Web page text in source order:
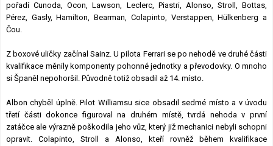
pořadí Cunoda, Ocon, Lawson, Leclerc, Piastri, Alonso, Stroll, Bottas,
Pérez, Gasly, Hamilton, Bearman, Colapinto, Verstappen, Hülkenberg a
Čou.
Z boxové uličky začínal Sainz. U pilota Ferrari se po nehodě ve druhé části
kvalifikace měnily komponenty pohonné jednotky a převodovky. O mnoho
si Španěl nepohoršil. Původně totiž obsadil až 14. místo.
Albon chyběl úplně. Pilot Williamsu sice obsadil sedmé místo a v úvodu
třetí části dokonce figuroval na druhém místě, tvrdá nehoda v první
zatáčce ale výrazně poškodila jeho vůz, který již mechanici nebyli schopni
opravit. Colapinto, Stroll a Alonso, kteří rovněž během kvalifikace